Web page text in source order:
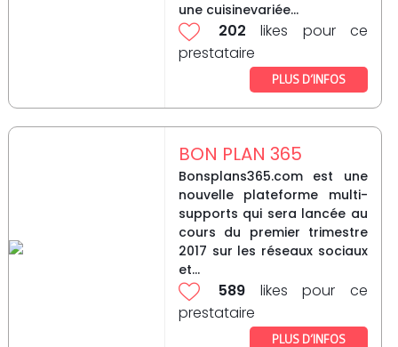
une cuisinevariée...
202 likes pour ce
prestataire
PLUS D’INFOS
BON PLAN 365
Bonsplans365.com est une
nouvelle plateforme multi-
supports qui sera lancée au
cours du premier trimestre
2017 sur les réseaux sociaux
et...
589 likes pour ce
prestataire
PLUS D’INFOS